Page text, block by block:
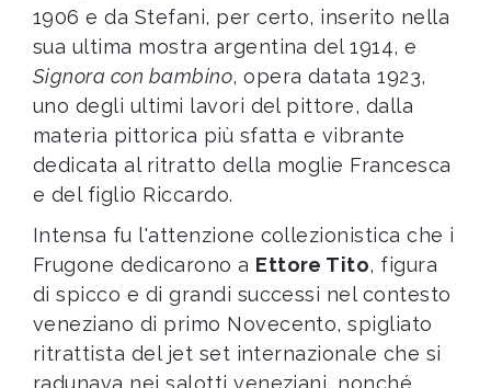
1906 e da Stefani, per certo, inserito nella
sua ultima mostra argentina del 1914, e
Signora con bambino, opera datata 1923,
uno degli ultimi lavori del pittore, dalla
materia pittorica più sfatta e vibrante
dedicata al ritratto della moglie Francesca
e del figlio Riccardo.
Intensa fu l'attenzione collezionistica che i
Frugone dedicarono a Ettore Tito, figura
di spicco e di grandi successi nel contesto
veneziano di primo Novecento, spigliato
ritrattista del jet set internazionale che si
radunava nei salotti veneziani, nonché